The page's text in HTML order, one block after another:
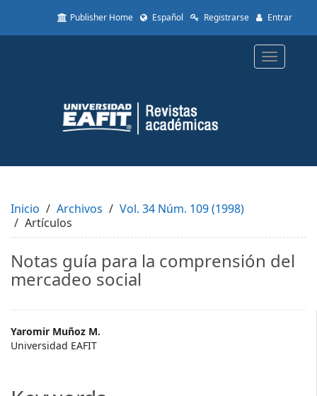
to
Content
Sidebar
Publisher Home Español Registrarse Entrar
Toggle
Inicio Archivos
Vol. 34 Núm. 109 (1998)
Artículos
Notas guía para la comprensión del
mercadeo social
Main
Article
Yaromir Muñoz M.
Universidad EAFIT